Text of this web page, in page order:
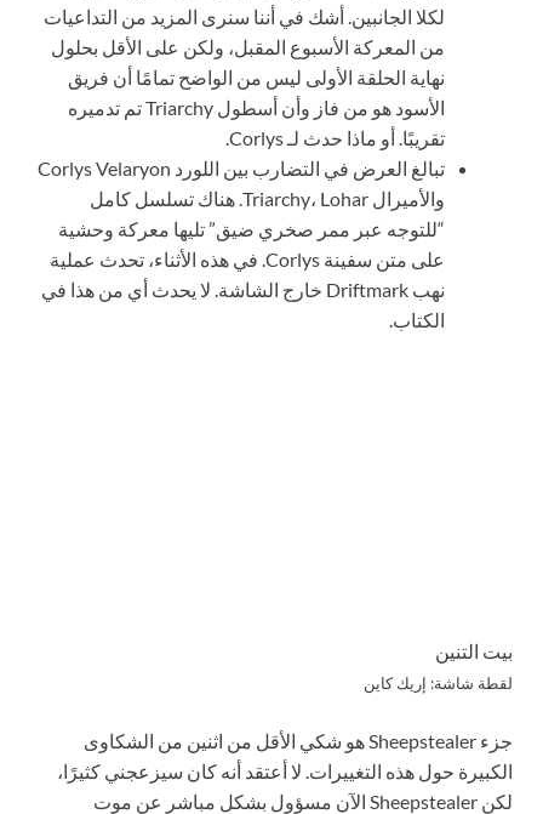
لكلا الجانبين. أشك في أننا سنرى المزيد من التداعيات
من المعركة الأسبوع المقبل، ولكن على الأقل بحلول
نهاية الحلقة الأولى ليس من الواضح تمامًا أن فريق
الأسود هو من فاز وأن أسطول Triarchy تم تدميره
تقريبًا. أو ماذا حدث لـ Corlys.
تبالغ العرض في التضارب بين اللورد Corlys Velaryon
والأميرال Triarchy، Lohar. هناك تسلسل كامل
“للتوجه عبر ممر صخري ضيق” تليها معركة وحشية
على متن سفينة Corlys. في هذه الأثناء، تحدث عملية
نهب Driftmark خارج الشاشة. لا يحدث أي من هذا في
الكتاب.
بيت التنين
لقطة شاشة: إريك كاين
جزء Sheepstealer هو شكي الأقل من اثنين من الشكاوى
الكبيرة حول هذه التغييرات. لا أعتقد أنه كان سيزعجني كثيرًا،
لكن Sheepstealer الآن مسؤول بشكل مباشر عن موت